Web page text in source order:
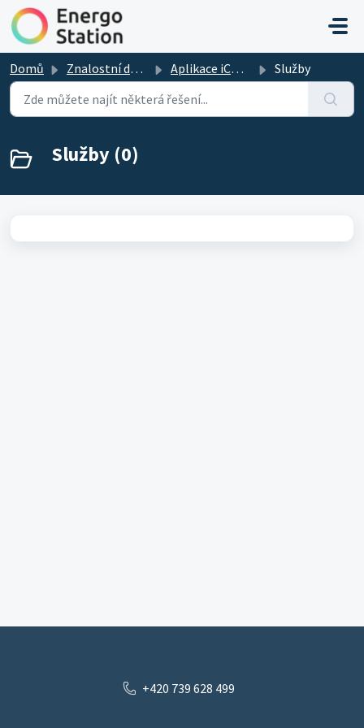
Přeskočit na hlavní obsah
Domů Znalostní databáze Aplikace iCOOL 4 Služby
Služby (0)
+420 739 628 499